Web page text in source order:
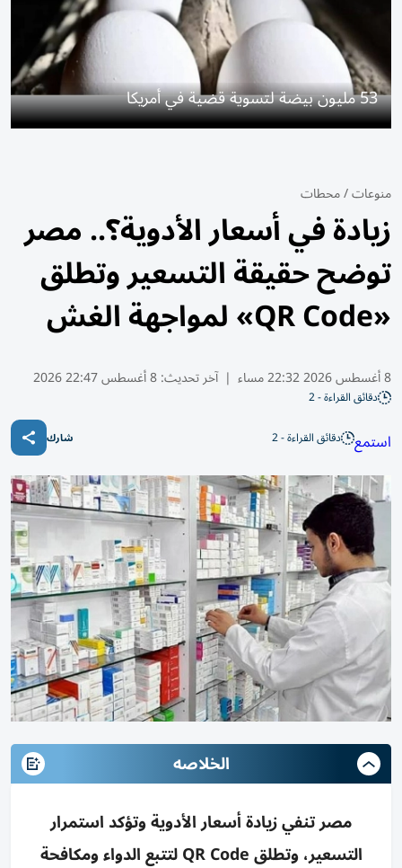
53 مليون بيضة لتسوية قضية في أمريكا
منوعات/محطات
زيادة في أسعار الأدوية؟.. مصر
توضح حقيقة التسعير وتطلق
«QR Code» لمواجهة الغش
8 أغسطس 2026 22:32 مساء | آخر تحديث:8 أغسطس 22:47 2026
دقائق القراءة - 2
استمع دقائق القراءة - 2 شارك
الخلاصه
مصر تنفي زيادة أسعار الأدوية وتؤكد استمرار
التسعير، وتطلق QR Code لتتبع الدواء ومكافحة